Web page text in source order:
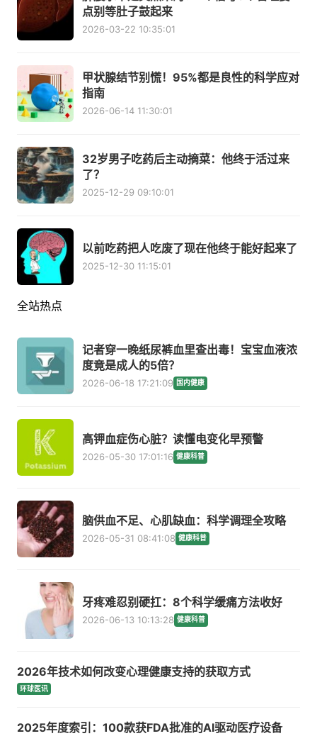
点别等肚子鼓起来
2026-03-22 10:35:01
甲状腺结节别慌！95%都是良性的科学应对
指南
2026-06-14 11:30:01
32岁男子吃药后主动摘菜：他终于活过来
了？
2025-12-29 09:10:01
以前吃药把人吃废了现在他终于能好起来了
2025-12-30 11:15:01
全站热点
记者穿一晚纸尿裤血里查出毒！宝宝血液浓
度竟是成人的5倍？
2026-06-18 17:21:09 国内健康
高钾血症伤心脏？读懂电变化早预警
2026-05-30 17:01:16 健康科普
脑供血不足、心肌缺血：科学调理全攻略
2026-05-31 08:41:08 健康科普
牙疼难忍别硬扛：8个科学缓痛方法收好
2026-06-13 10:13:28 健康科普
2026年技术如何改变心理健康支持的获取方式
环球医讯
2025年度索引：100款获FDA批准的AI驱动医疗设备